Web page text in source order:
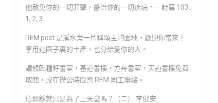
他赦免你的一切罪孽，醫治你的一切疾病。— 詩篇 103 :
1, 2, 3
REM post 是溪水旁一片稱頌主的園地，歡迎你常來！
享用這園子裏的土產，也分給愛你的人。
請親臨種籽書室，基道書樓，方舟書室，天道書樓免費
取閱，或在辦公時間與 REM 同工聯絡。
信耶穌就只是為了上天堂嗎？（二） 李健安